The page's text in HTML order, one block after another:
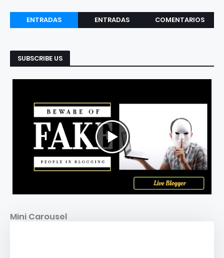
ENTRADAS
ENTRADAS
COMENTARIOS
SUBSCRIBE US
Mini Carousel